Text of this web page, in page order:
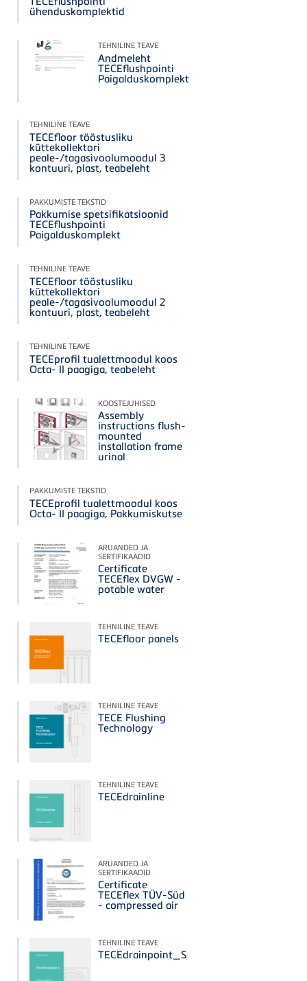
ühenduskomplektid
TEHNILINE TEAVE
Andmeleht
TECEflushpointi
Paigalduskomplekt
TEHNILINE TEAVE
TECEfloor tööstusliku
küttekollektori
peale-/tagasivoolumoodul 3
kontuuri, plast, teabeleht
PAKKUMISTE TEKSTID
Pakkumise spetsifikatsioonid
TECEflushpointi
Paigalduskomplekt
TEHNILINE TEAVE
TECEfloor tööstusliku
küttekollektori
peale-/tagasivoolumoodul 2
kontuuri, plast, teabeleht
TEHNILINE TEAVE
TECEprofil tualettmoodul koos
Octa- II paagiga, teabeleht
KOOSTEJUHISED
Assembly
instructions flush-
mounted
installation frame
urinal
PAKKUMISTE TEKSTID
TECEprofil tualettmoodul koos
Octa- II paagiga, Pakkumiskutse
ARUANDED JA
SERTIFIKAADID
Certificate
TECEflex DVGW -
potable water
TEHNILINE TEAVE
TECEfloor panels
TEHNILINE TEAVE
TECE Flushing
Technology
TEHNILINE TEAVE
TECEdrainline
ARUANDED JA
SERTIFIKAADID
Certificate
TECEflex TÜV-Süd
- compressed air
TEHNILINE TEAVE
TECEdrainpoint_S